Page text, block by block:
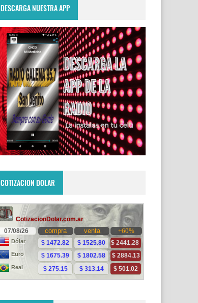
DESCARGA NUESTRA APP
COTIZACION DOLAR